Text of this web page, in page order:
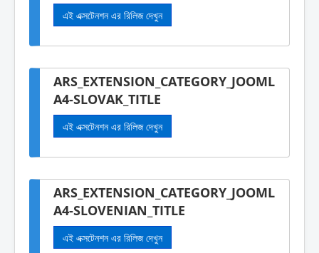
এই এক্সটেনশন এর রিলিজ দেখুন
ARS_EXTENSION_CATEGORY_JOOML
A4-SLOVAK_TITLE
এই এক্সটেনশন এর রিলিজ দেখুন
ARS_EXTENSION_CATEGORY_JOOML
A4-SLOVENIAN_TITLE
এই এক্সটেনশন এর রিলিজ দেখুন